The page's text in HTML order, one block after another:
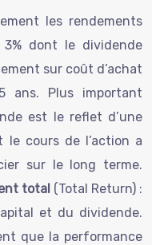
les rendements
dont le dividende
sur coût d’achat
ans. Plus important
est le reflet d’une
le cours de l’action a
sur le long terme.
total (Total Return) :
et du dividende.
que la performance